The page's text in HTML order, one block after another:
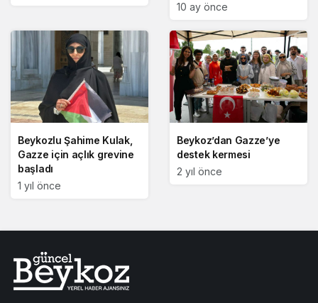
10 ay önce
Beykozlu Şahime Kulak,
Gazze için açlık grevine
başladı
1 yıl önce
Beykoz’dan Gazze’ye
destek kermesi
2 yıl önce